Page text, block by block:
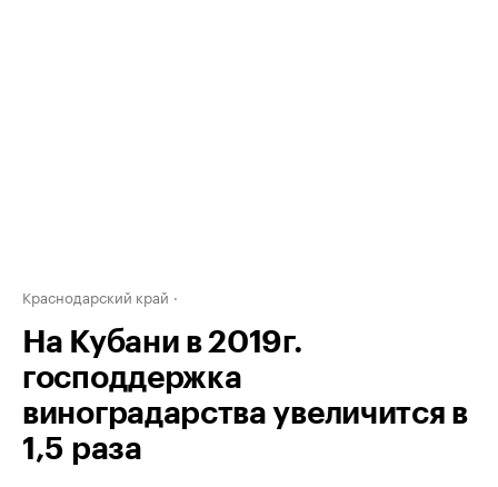
Краснодарский край
На Кубани в 2019г.
господдержка
виноградарства увеличится в
1,5 раза